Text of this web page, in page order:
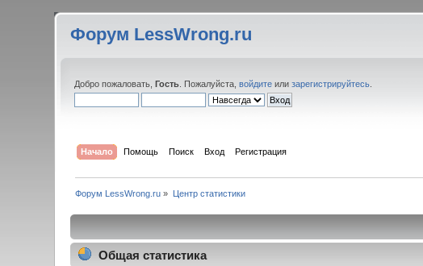
Форум LessWrong.ru
Добро пожаловать,Гость . Пожалуйста,войдите илизарегистрируйтесь
Начало Помощь Поиск Вход Регистрация
Форум LessWrong.ru » Центр статистики
Общая статистика